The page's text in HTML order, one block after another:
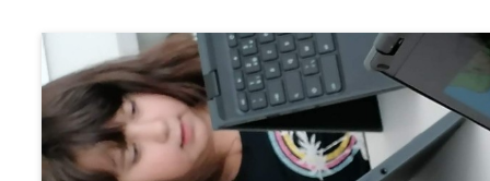
Ga
naar
de
inhoud